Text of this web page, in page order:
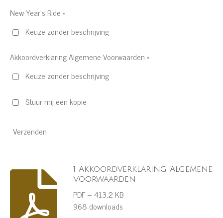
New Year's Ride *
Keuze zonder beschrijving
Akkoordverklaring Algemene Voorwaarden *
Keuze zonder beschrijving
Stuur mij een kopie
Verzenden
1 Akkoordverklaring Algemene
Voorwaarden
PDF – 413,2 KB
968 downloads